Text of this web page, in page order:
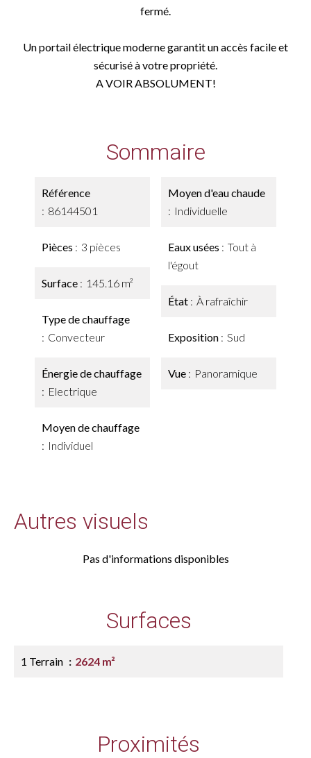
fermé.
Un portail électrique moderne garantit un accès facile et
sécurisé à votre propriété.
A VOIR ABSOLUMENT!
Sommaire
Référence
86144501
Pièces 3 pièces
Surface 145.16 m²
Type de chauffage
Convecteur
Énergie de chauffage
Electrique
Moyen de chauffage
Individuel
Moyen d'eau chaude
Individuelle
Eaux usées
Tout à
l'égout
État À rafraîchir
Exposition Sud
Vue Panoramique
Autres visuels
Pas d'informations disponibles
Surfaces
1 Terrain 2624 m²
Proximités